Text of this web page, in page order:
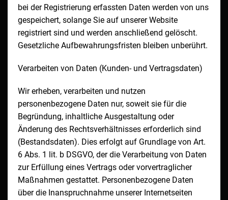
bei der Registrierung erfassten Daten werden von uns
gespeichert, solange Sie auf unserer Website
registriert sind und werden anschließend gelöscht.
Gesetzliche Aufbewahrungsfristen bleiben unberührt.
Verarbeiten von Daten (Kunden- und Vertragsdaten)
Wir erheben, verarbeiten und nutzen
personenbezogene Daten nur, soweit sie für die
Begründung, inhaltliche Ausgestaltung oder
Änderung des Rechtsverhältnisses erforderlich sind
(Bestandsdaten). Dies erfolgt auf Grundlage von Art.
6 Abs. 1 lit. b DSGVO, der die Verarbeitung von Daten
zur Erfüllung eines Vertrags oder vorvertraglicher
Maßnahmen gestattet. Personenbezogene Daten
über die Inanspruchnahme unserer Internetseiten